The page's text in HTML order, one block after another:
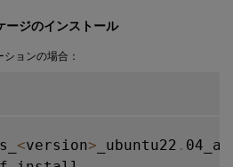
ージのインストール
ョンの場合：
<version> _ubuntu22 .